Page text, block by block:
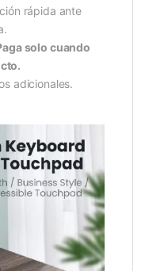
rápida ante
solo cuando
adicionales.